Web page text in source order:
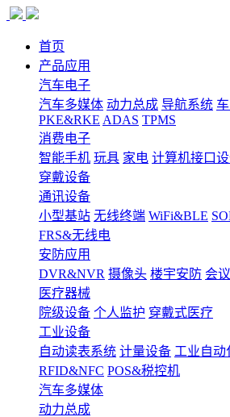
首页
产品应用
汽车电子
汽车多媒体 动力总成 导航系统
PKE&RKE ADAS TPMS
消费电子
智能手机 玩具 家电 计算机接口
穿戴设备
通讯设备
小型基站 无线终端 WiFi&BLE
FRS&无线电
安防应用
DVR&NVR 摄像头 楼宇安防 会
医疗器械
院级设备 个人监护 穿戴式医疗
工业设备
自动读表系统 计量设备 工业自动
RFID&NFC POS&税控机
汽车多媒体
动力总成